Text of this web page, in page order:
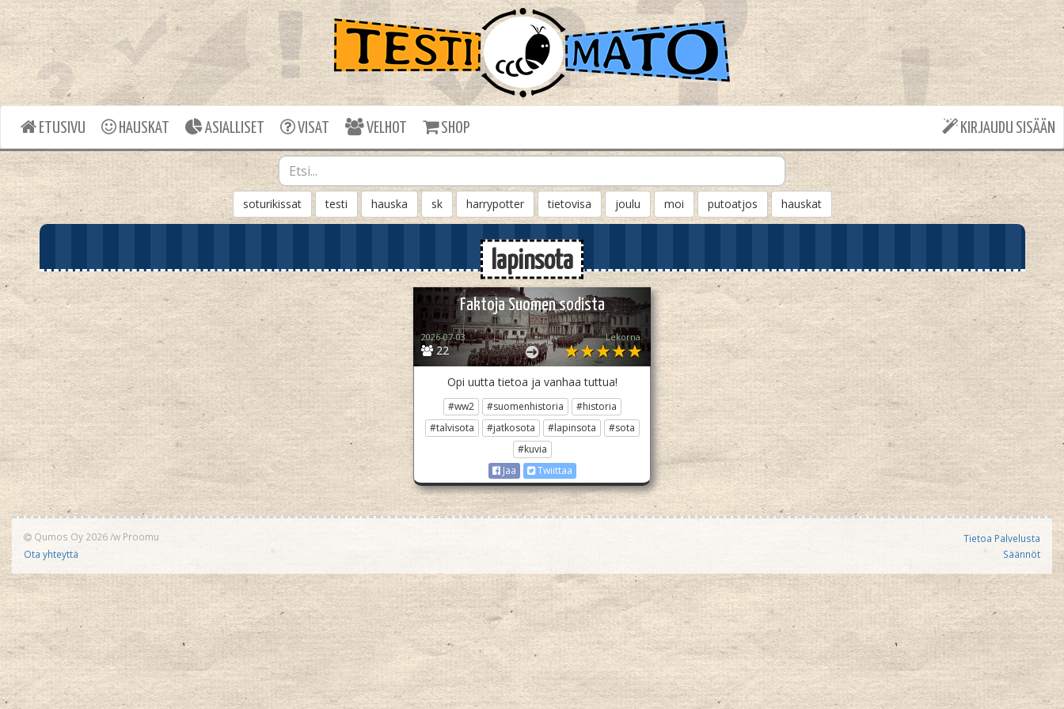
ETUSIVU HAUSKAT ASIALLISET VISAT VELHOT SHOP KIRJAUDU SISÄÄN
soturikissat testi hauska sk harrypotter tietovisa joulu moi putoatjos hauskat
lapinsota
Faktoja Suomen sodista
22
2026-07-03 Lekorna
Opi uutta tietoa ja vanhaa tuttua!
#ww2 #suomenhistoria
#historia
#talvisota
#jatkosota #lapinsota
#sota
#kuvia
Jaa
Twiittaa
Qumos Oy 2026/w Proomu
Ota yhteyttä
Tietoa Palvelusta
Säännöt